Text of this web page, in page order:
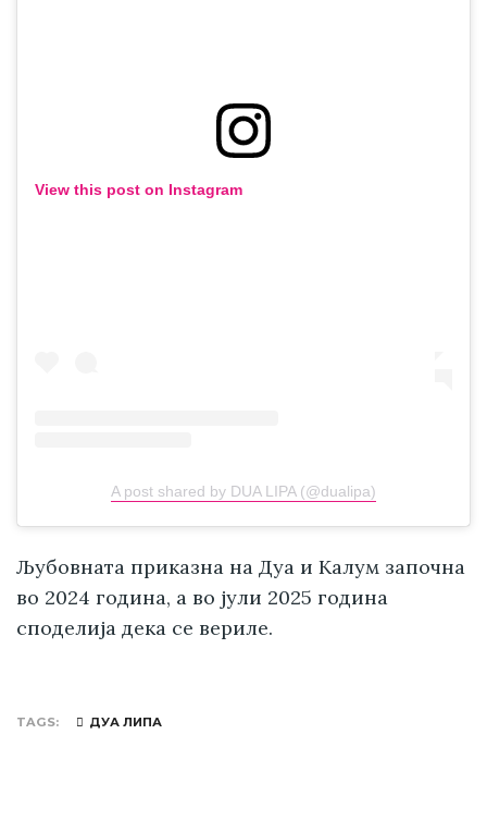
View this post on Instagram
A post shared by DUA LIPA (@dualipa)
Љубовната приказна на Дуа и Калум започна
во 2024 година, а во јули 2025 година
споделија дека се вериле.
TAGS ДУА ЛИПА